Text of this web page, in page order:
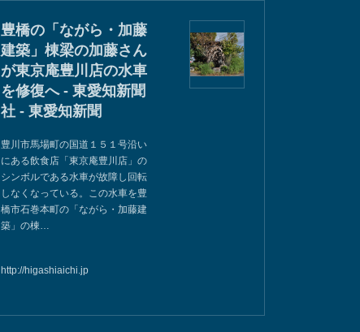
豊橋の「ながら・加藤
建築」棟梁の加藤さん
が東京庵豊川店の水車
を修復へ - 東愛知新聞
社 - 東愛知新聞
豊川市馬場町の国道１５１号沿い
にある飲食店「東京庵豊川店」の
シンボルである水車が故障し回転
しなくなっている。この水車を豊
橋市石巻本町の「ながら・加藤建
築」の棟…
http://higashiaichi.jp